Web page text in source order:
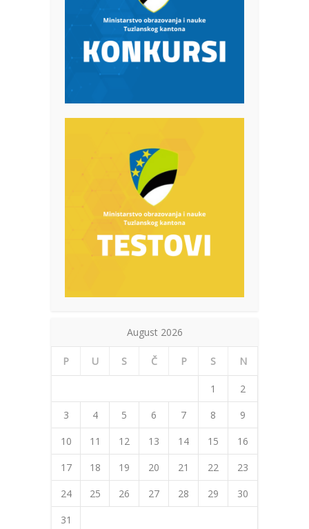
August 2026
P U S Č P S N
1
2
3
4 5 6 7 8
9
10
11 12 13 14 15
16
17
18 19 20 21 22
23
24
25 26 27 28 29
30
31